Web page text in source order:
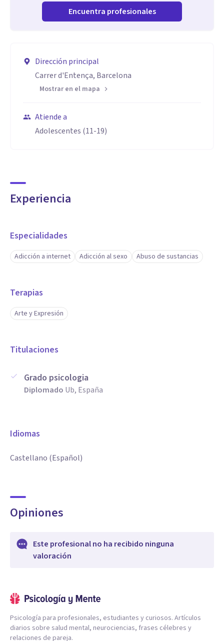
Encuentra profesionales
Dirección principal
Carrer d'Entença, Barcelona
Mostrar en el mapa
Atiende a
Adolescentes (11-19)
Experiencia
Especialidades
Adicción a internet Adicción al sexo Abuso de sustancias
Terapias
Arte y Expresión
Titulaciones
Grado psicologia
Diplomado Ub, España
Idiomas
Castellano (Español)
Opiniones
Este profesional no ha recibido ninguna
valoración
Psicología para profesionales, estudiantes y curiosos. Artículos
diarios sobre salud mental, neurociencias, frases célebres y
relaciones de pareja.